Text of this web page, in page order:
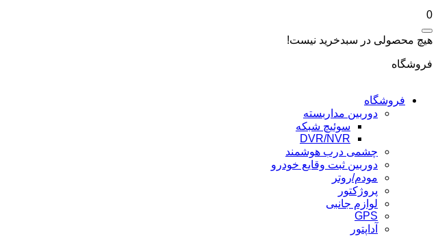
0
هیچ محصولی در سبدخرید نیست!
فروشگاه
فروشگاه
دوربین مداربسته
سوئیچ شبکه
DVR/NVR
چشمی درب هوشمند
دوربین ثبت وقایع خودرو
مودم/روتر
پروژکتور
لوازم جانبی
GPS
آداپتور